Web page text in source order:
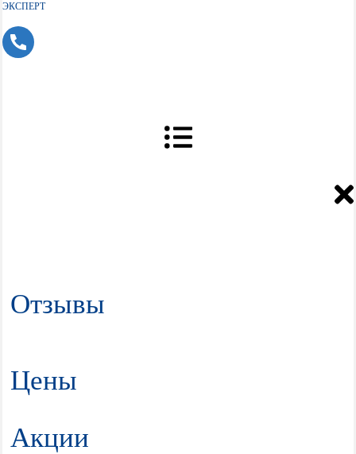
ЭКСПЕРТ
Отзывы
Цены
Акции